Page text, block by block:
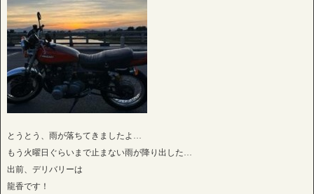
とうとう、雨が落ちてきましたよ…
もう火曜日ぐらいまで止まない雨が降り出した…
出前、デリバリーは
龍香です！